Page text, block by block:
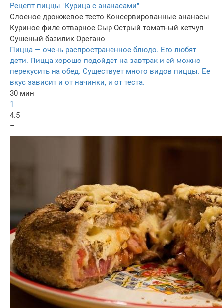
Рецепт пиццы "Курица с ананасами"
Слоеное дрожжевое тесто Консервированные ананасы
Куриное филе отварное Сыр Острый томатный кетчуп
Сушеный базилик Орегано
Пицца — очень распространенное блюдо. Его любят
дети. Пицца хорошо подойдет на завтрак и ей можно
перекусить на обед. Существует много видов пиццы. Ее
вкус зависит и от начинки, и от теста.
30 мин
1
4.5
–